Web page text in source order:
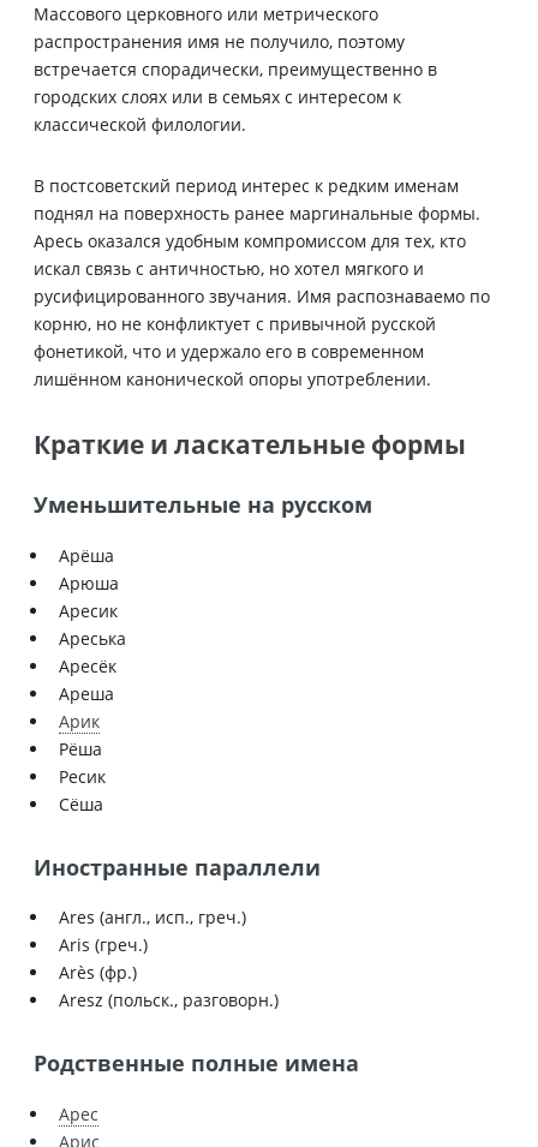
Массового церковного или метрического
распространения имя не получило, поэтому
встречается спорадически, преимущественно в
городских слоях или в семьях с интересом к
классической филологии.
В постсоветский период интерес к редким именам
поднял на поверхность ранее маргинальные формы.
Аресь оказался удобным компромиссом для тех, кто
искал связь с античностью, но хотел мягкого и
русифицированного звучания. Имя распознаваемо по
корню, но не конфликтует с привычной русской
фонетикой, что и удержало его в современном
лишённом канонической опоры употреблении.
Краткие и ласкательные формы
Уменьшительные на русском
Арёша
Арюша
Аресик
Ареська
Аресёк
Ареша
Арик
Рёша
Ресик
Сёша
Иностранные параллели
Ares (англ., исп., греч.)
Aris (греч.)
Arès (фр.)
Aresz (польск., разговорн.)
Родственные полные имена
Арес
Арис